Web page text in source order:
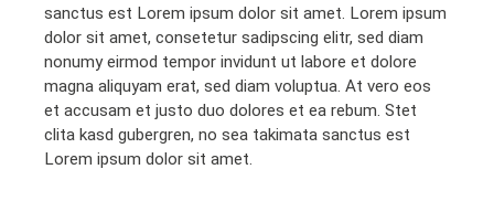
sanctus est Lorem ipsum dolor sit amet. Lorem ipsum
dolor sit amet, consetetur sadipscing elitr, sed diam
nonumy eirmod tempor invidunt ut labore et dolore
magna aliquyam erat, sed diam voluptua. At vero eos
et accusam et justo duo dolores et ea rebum. Stet
clita kasd gubergren, no sea takimata sanctus est
Lorem ipsum dolor sit amet.